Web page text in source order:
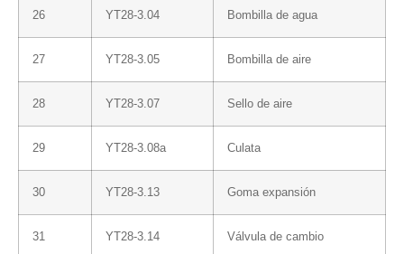
26 YT28-3.04 Bombilla de agua
27 YT28-3.05 Bombilla de aire
28 YT28-3.07 Sello de aire
29 YT28-3.08a Culata
30 YT28-3.13 Goma expansión
31 YT28-3.14 Válvula de cambio